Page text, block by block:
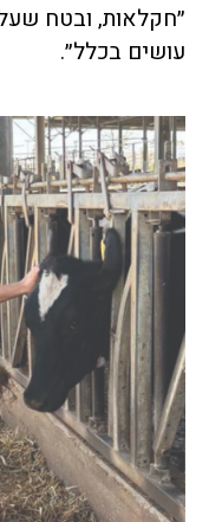
״חקלאות, ובטח
עושים בכלל״.